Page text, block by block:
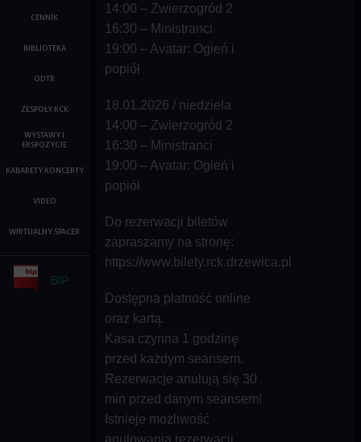
CENNIK
BIBLIOTEKA
ODTR
ZESPOŁY RCK
WYSTAWY I
EKSPOZYCJE
KABARETY KONCERTY
VIDEO
WIRTUALNY SPACER
BIP
14:00 – Zwierzogród 2
16:30 – Ministranci
19:00 – Avatar: Ogień i
popiół
18.01.2026 / niedziela
14:00 – Zwierzogród 2
16:30 – Ministranci
19:00 – Avatar: Ogień i
popiół
Do rezerwacji biletów
zapraszamy na stronę:
https://www.bilety.rck.drzewica.pl
Dostępna płatność online
oraz kartą.
Kasa czynna 1 godzinę
przed każdym seansem.
Rezerwacje anulują się 30
min przed danym seansem!
Istnieje możliwość
anulowania rezerwacji